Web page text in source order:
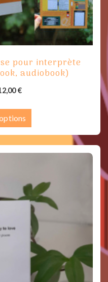
produit
pour interprète
audiobook)
€Plage
prix :
3,00 €
12,00 €
Ce
a
plusieurs
Les
options
peuvent
être
choisies
sur
la